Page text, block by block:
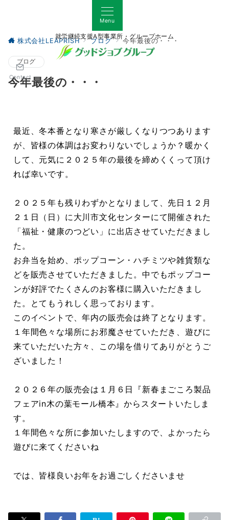
Menu
就労継続支援A型事業所・グループホーム
Contact
株式会社LEAPRISH ブログ 今年最後の・・・
ブログ
今年最後の・・・
最近、冬本番となり寒さが厳しくなりつつあります
が、皆様の体調はお変わりないでしょうか？暖かく
して、元気に２０２５年の最後を締めくくって頂け
れば幸いです。
２０２５年も残りわずかとなりまして、先日１２月
２１日（日）に大川市文化センターにて開催された
「福祉・健康のつどい」に出店させていただきまし
た。
お弁当を始め、ポップコーン・ハチミツや雑貨類な
どを販売させていただきました。中でもポップコー
ンが好評でたくさんのお客様に購入いただきまし
た。とてもうれしく思っております。
このイベントで、年内の販売会は終了となります。
１年間色々な場所にお邪魔させていただき、遊びに
来ていただいた方々、この場を借りてありがとうご
ざいました！
２０２６年の販売会は１月６日『新春まごころ製品
フェアin木の葉モール橋本』からスタートいたしま
す。
１年間色々な所に参加いたしますので、よかったら
遊びに来てくださいね
では、皆様良いお年をお過ごしくださいませ